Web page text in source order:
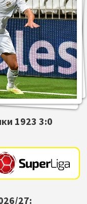
1923 3:0
27: